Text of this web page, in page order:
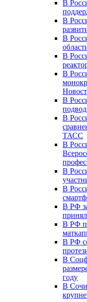
В
В
В
В
В
В
В
ТАСС
В
В
В
В РФ
В РФ
В РФ
В
году
В Сочи